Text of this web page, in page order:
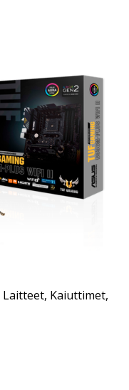
Laitteet, Kaiuttimet,